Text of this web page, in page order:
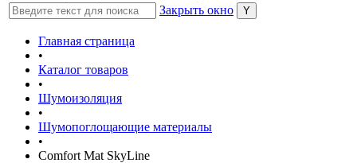
Закрыть окно
Главная страница
•
Каталог товаров
•
Шумоизоляция
•
Шумопоглощающие материалы
•
Comfort Mat SkyLine